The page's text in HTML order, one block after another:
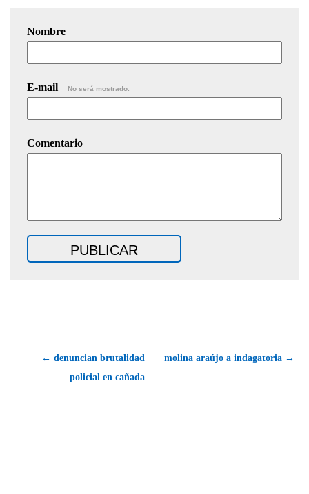
Nombre
E-mail No será mostrado.
Comentario
← denuncian brutalidad
policial en cañada
molina araújo a indagatoria →